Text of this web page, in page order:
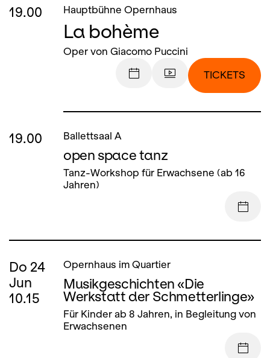
19.00 Hauptbühne Opernhaus
La bohème
Oper von Giacomo Puccini
TICKETS
19.00 Ballettsaal A
open space tanz
Tanz-Workshop für Erwachsene (ab 16
Jahren)
Do 24
Jun
10.15
Opernhaus im Quartier
Musikgeschichten «Die
Werkstatt der Schmetterlinge»
Für Kinder ab 8 Jahren, in Begleitung von
Erwachsenen